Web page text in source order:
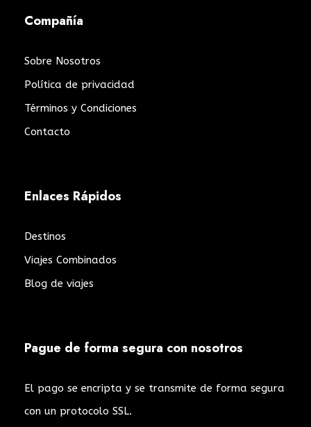
Compañía
Sobre Nosotros
Política de privacidad
Términos y Condiciones
Contacto
Enlaces Rápidos
Destinos
Viajes Combinados
Blog de viajes
Pague de forma segura con nosotros
El pago se encripta y se transmite de forma segura
con un protocolo SSL.